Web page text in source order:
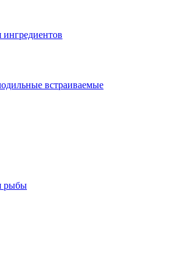
встраиваемые
рыбы